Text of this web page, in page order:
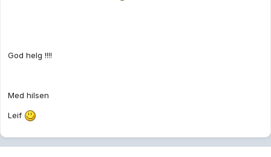
God helg !!!!
Med hilsen
Leif